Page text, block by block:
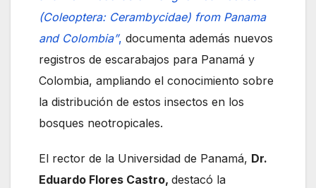
(Coleoptera: Cerambycidae) from Panama
and Colombia”, documenta además nuevos
registros de escarabajos para Panamá y
Colombia, ampliando el conocimiento sobre
la distribución de estos insectos en los
bosques neotropicales.
El rector de la Universidad de Panamá, Dr.
Eduardo Flores Castro, destacó la